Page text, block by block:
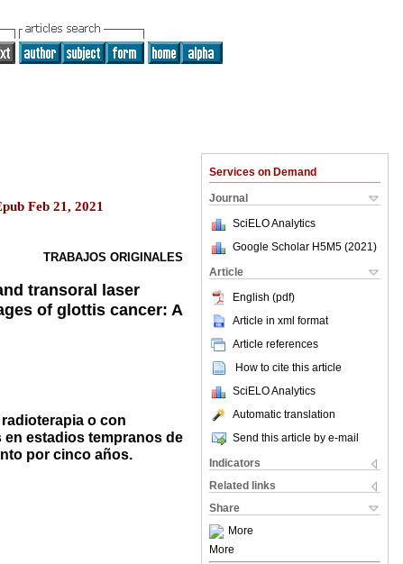
Services on Demand
Journal
SciELO Analytics
Google Scholar H5M5 (2021 )
Article
English (pdf)
Article in xml format
Article references
How to cite this article
SciELO Analytics
Automatic translation
Send this article by e-mail
Indicators
Related links
Share
More
More
Feb 21, 2021
TRABAJOS ORIGINALES
transoral laser
of glottis cancer: A
o con
estadios tempranos de
por cinco años.